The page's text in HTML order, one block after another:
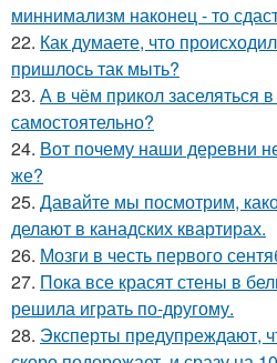
миннимализм наконец - то
22. Как думаете, что
пришлось так мыть?
23. А в чём прикол заселяться
самостоятельно?
24. Вот почему наши деревни
же?
25. Давайте мы посмотрим,
делают в канадских квартирах.
26. Мозги в честь первого
27. Пока все красят стены в
решила играть по-другому.
28. Эксперты предупреждают,